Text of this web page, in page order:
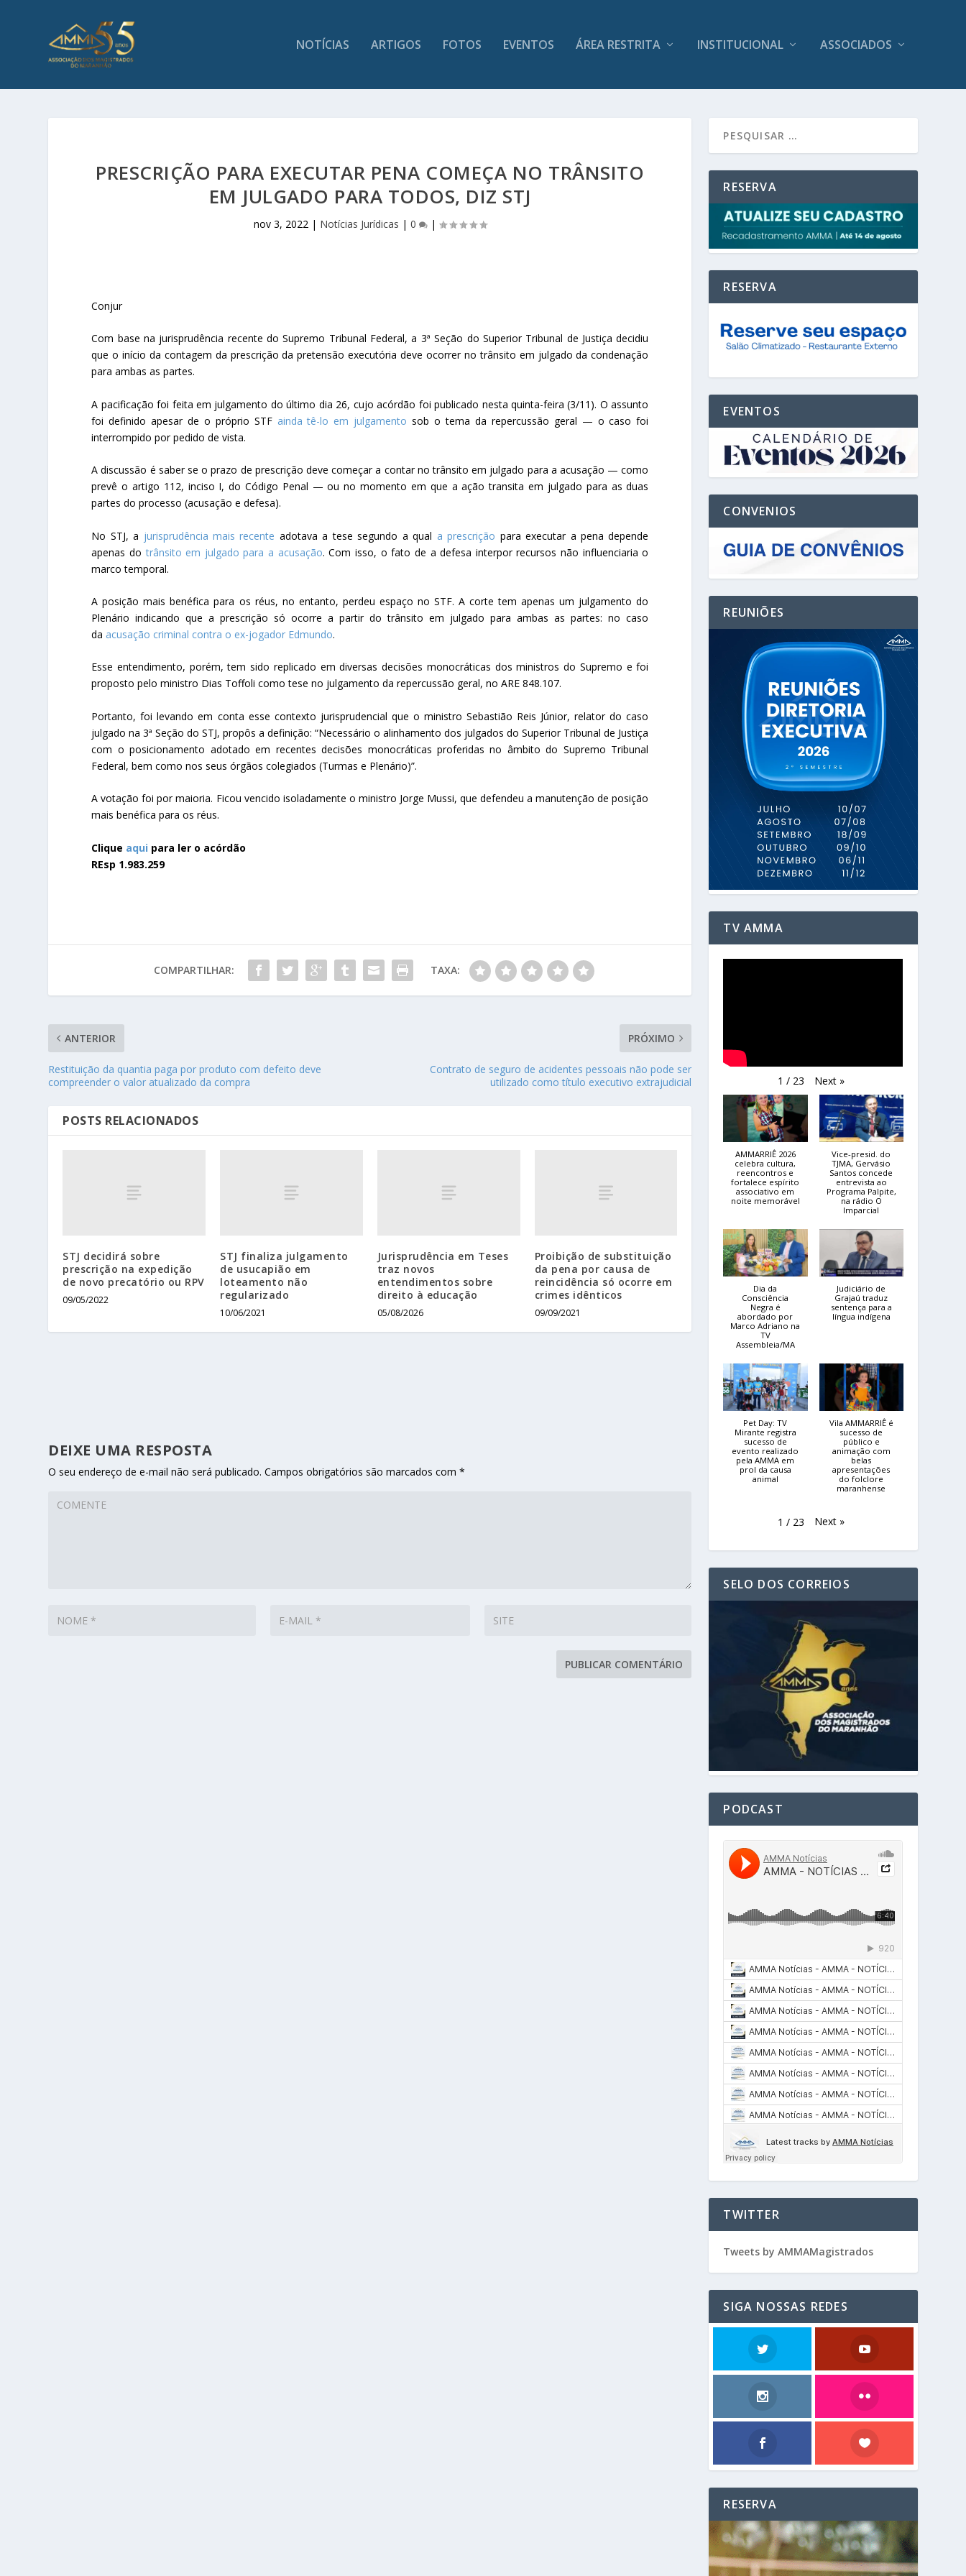
NOTÍCIAS ARTIGOS FOTOS EVENTOS ÁREA RESTRITA INSTITUCIONAL ASSOCIADOS
PRESCRIÇÃO PARA EXECUTAR PENA COMEÇA NO TRÂNSITO
EM JULGADO PARA TODOS, DIZ STJ
nov 3, 2022| Notícias Jurídicas | 0 |
Conjur
Com base na jurisprudência recente do Supremo Tribunal Federal, a 3ª Seção do Superior Tribunal de Justiça decidiu
que o início da contagem da prescrição da pretensão executória deve ocorrer no trânsito em julgado da condenação
para ambas as partes.
A pacificação foi feita em julgamento do último dia 26, cujo acórdão foi publicado nesta quinta-feira (3/11). O assunto
foi definido apesar de o próprio STF ainda tê-lo em julgamento sob o tema da repercussão geral — o caso foi
interrompido por pedido de vista.
A discussão é saber se o prazo de prescrição deve começar a contar no trânsito em julgado para a acusação — como
prevê o artigo 112, inciso I, do Código Penal — ou no momento em que a ação transita em julgado para as duas
partes do processo (acusação e defesa).
No STJ, a jurisprudência mais recente adotava a tese segundo a qual a prescrição para executar a pena depende
apenas dotrânsito em julgado para a acusação. Com isso, o fato de a defesa interpor recursos não influenciaria o
marco temporal.
A posição mais benéfica para os réus, no entanto, perdeu espaço no STF. A corte tem apenas um julgamento do
Plenário indicando que a prescrição só ocorre a partir do trânsito em julgado para ambas as partes: no caso
da acusação criminal contra o ex-jogador Edmundo.
Esse entendimento, porém, tem sido replicado em diversas decisões monocráticas dos ministros do Supremo e foi
proposto pelo ministro Dias Toffoli como tese no julgamento da repercussão geral, no ARE 848.107.
Portanto, foi levando em conta esse contexto jurisprudencial que o ministro Sebastião Reis Júnior, relator do caso
julgado na 3ª Seção do STJ, propôs a definição: “Necessário o alinhamento dos julgados do Superior Tribunal de Justiça
com o posicionamento adotado em recentes decisões monocráticas proferidas no âmbito do Supremo Tribunal
Federal, bem como nos seus órgãos colegiados (Turmas e Plenário)”.
A votação foi por maioria. Ficou vencido isoladamente o ministro Jorge Mussi, que defendeu a manutenção de posição
mais benéfica para os réus.
Clique aqui para ler o acórdão
REsp 1.983.259
COMPARTILHAR: TAXA:
ANTERIOR
Restituição da quantia paga por produto com defeito deve
compreender o valor atualizado da compra
PRÓXIMO
Contrato de seguro de acidentes pessoais não pode ser
utilizado como título executivo extrajudicial
POSTS RELACIONADOS
STJ decidirá sobre
prescrição na expedição
de novo precatório ou RPV
09/05/2022
STJ finaliza julgamento
de usucapião em
loteamento não
regularizado
10/06/2021
Jurisprudência em Teses
traz novos
entendimentos sobre
direito à educação
05/08/2026
Proibição de substituição
da pena por causa de
reincidência só ocorre em
crimes idênticos
09/09/2021
DEIXE UMA RESPOSTA
O seu endereço de e-mail não será publicado. Campos obrigatórios são marcados com*
RESERVA
RESERVA
EVENTOS
CONVENIOS
REUNIÕES
TV AMMA
1 / 23 Next »
AMMARRIÊ 2026
celebra cultura,
reencontros e
fortalece espírito
associativo em
noite memorável
Vice-presid. do
TJMA, Gervásio
Santos concede
entrevista ao
Programa Palpite,
na rádio O
Imparcial
Dia da
Consciência
Negra é
abordado por
Marco Adriano na
TV
Assembleia/MA
Judiciário de
Grajaú traduz
sentença para a
língua indígena
Pet Day: TV
Mirante registra
sucesso de
evento realizado
pela AMMA em
prol da causa
animal
Vila AMMARRIÊ é
sucesso de
público e
animação com
belas
apresentações
do folclore
maranhense
1 / 23 Next »
SELO DOS CORREIOS
PODCAST
TWITTER
Tweets by AMMAMagistrados
SIGA NOSSAS REDES
RESERVA